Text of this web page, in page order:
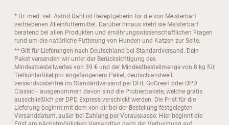
* Dr. med. vet. Astrid Dahl ist Rezeptgeberin für die von Meisterbarf
vertriebenen Alleinfuttermittel. Darüber hinaus steht sie Meisterbarf
beratend bei allen Produkten und ernährungswissenschaftlichen Fragen
rund um die natürliche Fütterung von Hunden und Katzen zur Seite.
** Gilt für Lieferungen nach Deutschland bei Standardversand. Dein
Paket versenden wir unter der Berücksichtigung des
Mindestbestellwertes von 39 € und der Mindestbestellmenge von 8 kg für
Tiefkühlartikel pro angefangenem Paket, deutschlandweit
versandkostenfrei im Standardversand per DHL GoGreen oder DPD
Classic– ausgenommen davon sind die Probierpakete, welche gratis
ausschließlich per DPD Express verschickt werden. Die Frist für die
Lieferung beginnt mit dem von dir bei der Bestellung festgelegten
Versanddatum, außer bei Zahlung per Vorauskasse: Hier beginnt die